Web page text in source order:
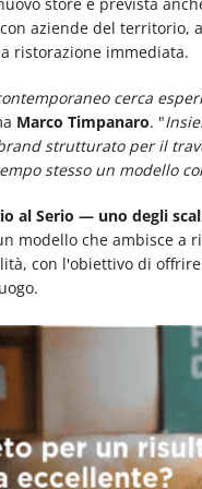
aziende del territorio,
ristorazione immediata.
cerca
Marco Timpanaro. "
strutturato per il
stesso un modello
al Serio — uno degli
modello che ambisce
con l'obiettivo di